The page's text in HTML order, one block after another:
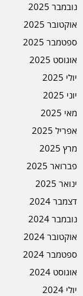
נובמבר 2025
אוקטובר 2025
ספטמבר 2025
אוגוסט 2025
יולי 2025
יוני 2025
מאי 2025
אפריל 2025
מרץ 2025
פברואר 2025
ינואר 2025
דצמבר 2024
נובמבר 2024
אוקטובר 2024
ספטמבר 2024
אוגוסט 2024
יולי 2024